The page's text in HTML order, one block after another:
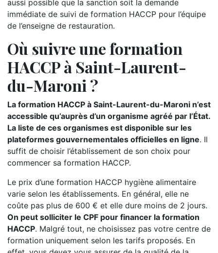
aussi possible que la sanction soit la demande
immédiate de suivi de formation HACCP pour l’équipe
de l’enseigne de restauration.
Où suivre une formation
HACCP à Saint-Laurent-
du-Maroni ?
La formation HACCP à Saint-Laurent-du-Maroni n’est
accessible qu’auprès d’un organisme agréé par l’État.
La liste de ces organismes est disponible sur les
plateformes gouvernementales officielles en ligne. Il
suffit de choisir l’établissement de son choix pour
commencer sa formation HACCP.
Le prix d’une formation HACCP hygiène alimentaire
varie selon les établissements. En général, elle ne
coûte pas plus de 600 € et elle dure moins de 2 jours.
On peut solliciter le CPF pour financer la formation
HACCP. Malgré tout, ne choisissez pas votre centre de
formation uniquement selon les tarifs proposés. En